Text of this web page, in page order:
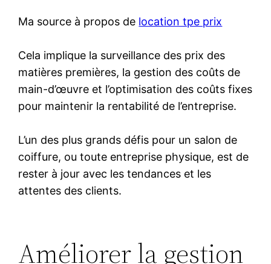
Ma source à propos de location tpe prix
Cela implique la surveillance des prix des
matières premières, la gestion des coûts de
main-d’œuvre et l’optimisation des coûts fixes
pour maintenir la rentabilité de l’entreprise.
L’un des plus grands défis pour un salon de
coiffure, ou toute entreprise physique, est de
rester à jour avec les tendances et les
attentes des clients.
Améliorer la gestion